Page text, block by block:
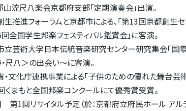
流尺八楽会京都府支部「定期演奏会」出演。
進フォーラムと京都市による、「第13回京都創生セ
全国学生邦楽フェスティバル鑑賞会」に客演。
芸術大学日本伝統音楽研究センター研究集会「国際
・尺八＞の出会い～に客演。
文化庁連携事業による「子供のための優れた舞台芸
まもと全国邦楽コンクールにて優秀賞受賞。
1回リサイタル予定（於：京都府立府民ホール アルテ